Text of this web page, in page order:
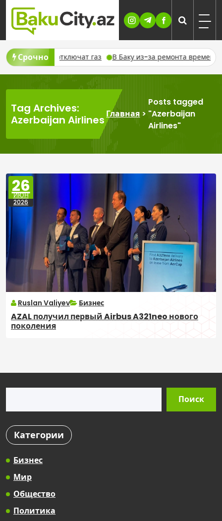
Skip
content
Срочноотключат газ В Баку из-за ремонта временно
Tag Archives:
Azerbaijan Airlines Главная >
Posts tagged
"Azerbaijan
Airlines"
26
ИЮН
2026
Ruslan Valiyev Бизнес
AZAL получил первый Airbus A321neo нового
поколения
Поиск
Категории
Бизнес
Мир
Общество
Политика